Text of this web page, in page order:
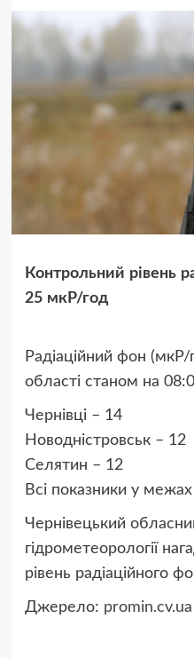
Контрольний рівень
25 мкР/год
Радіаційний фон (мкР/
області станом на
Чернівці – 14
Новодністровськ – 12
Селятин – 12
Всі показники у
Чернівецький
гідрометеорології
рівень радіаційного
Джерело: promin.cv.ua